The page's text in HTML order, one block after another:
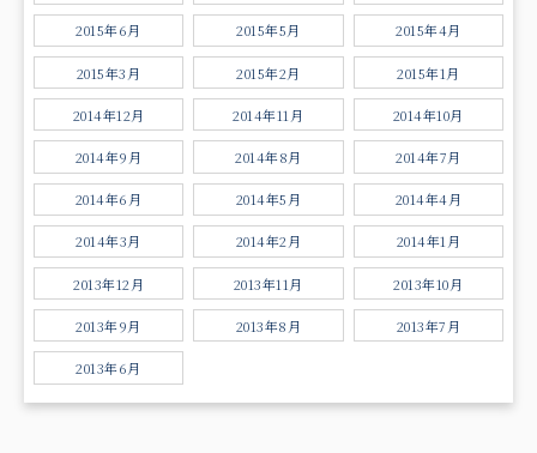
2015年6月 2015年5月 2015年4月
2015年3月 2015年2月 2015年1月
2014年12月 2014年11月 2014年10月
2014年9月 2014年8月 2014年7月
2014年6月 2014年5月 2014年4月
2014年3月 2014年2月 2014年1月
2013年12月 2013年11月 2013年10月
2013年9月 2013年8月 2013年7月
2013年6月